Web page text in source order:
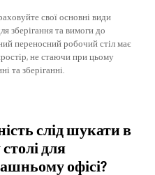
свої основні види
зберігання та вимоги до
переносний робочий стіл має
не стаючи при цьому
та зберіганні.
слід шукати в
для
офісі?